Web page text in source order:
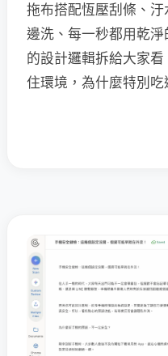
拖布搭配恆壓刮條、
邊洗、每一秒都用乾
的設計邏輯拆給大家
住環境，為什麼特別吃